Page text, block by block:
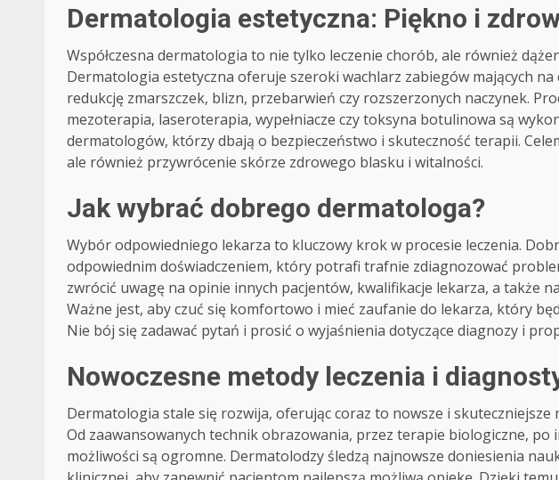
Dermatologia estetyczna: Piękno i
Współczesna dermatologia to nie tylko leczenie chorób, ale również
Dermatologia estetyczna oferuje szeroki wachlarz zabiegów mających
redukcję zmarszczek, blizn, przebarwień czy rozszerzonych naczynek.
mezoterapia, laseroterapia, wypełniacze czy toksyna botulinowa są
dermatologów, którzy dbają o bezpieczeństwo i skuteczność terapii.
ale również przywrócenie skórze zdrowego blasku i witalności.
Jak wybrać dobrego dermatologa?
Wybór odpowiedniego lekarza to kluczowy krok w procesie leczenia.
odpowiednim doświadczeniem, który potrafi trafnie zdiagnozować
zwrócić uwagę na opinie innych pacjentów, kwalifikacje lekarza, a także
Ważne jest, aby czuć się komfortowo i mieć zaufanie do lekarza, który
Nie bój się zadawać pytań i prosić o wyjaśnienia dotyczące diagnozy i
Nowoczesne metody leczenia i
Dermatologia stale się rozwija, oferując coraz to nowsze i skuteczniejsze
Od zaawansowanych technik obrazowania, przez terapie biologiczne, po
możliwości są ogromne. Dermatolodzy śledzą najnowsze doniesienia